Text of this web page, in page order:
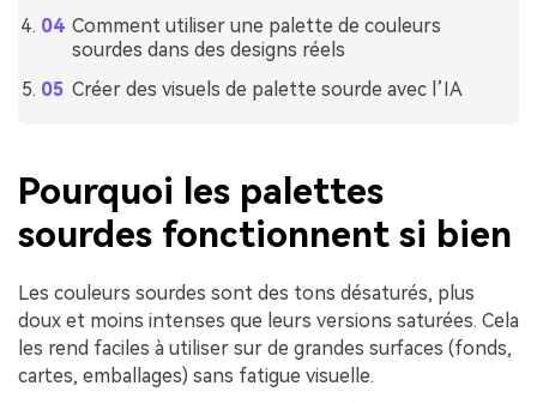
Comment utiliser une palette de couleurs
sourdes dans des designs réels
Créer des visuels de palette sourde avec l’IA
Pourquoi les palettes
sourdes fonctionnent si bien
Les couleurs sourdes sont des tons désaturés, plus
doux et moins intenses que leurs versions saturées. Cela
les rend faciles à utiliser sur de grandes surfaces (fonds,
cartes, emballages) sans fatigue visuelle.